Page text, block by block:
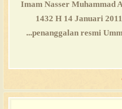
- 18 - Imam Nasser
1432 H 14 Januari
penanggalan resmi